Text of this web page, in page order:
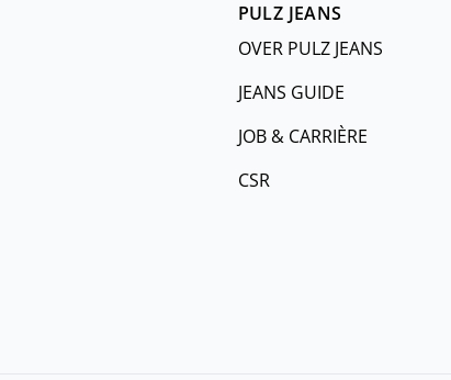
PULZ JEANS
OVER PULZ JEANS
JEANS GUIDE
JOB & CARRIÈRE
CSR